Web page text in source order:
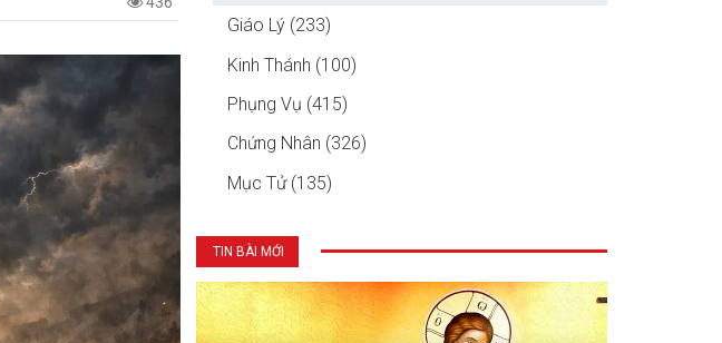
Giáo Lý (233)
Kinh Thánh (100)
Phụng Vụ (415)
Chứng Nhân (326)
Mục Tử (135)
TIN BÀI MỚI